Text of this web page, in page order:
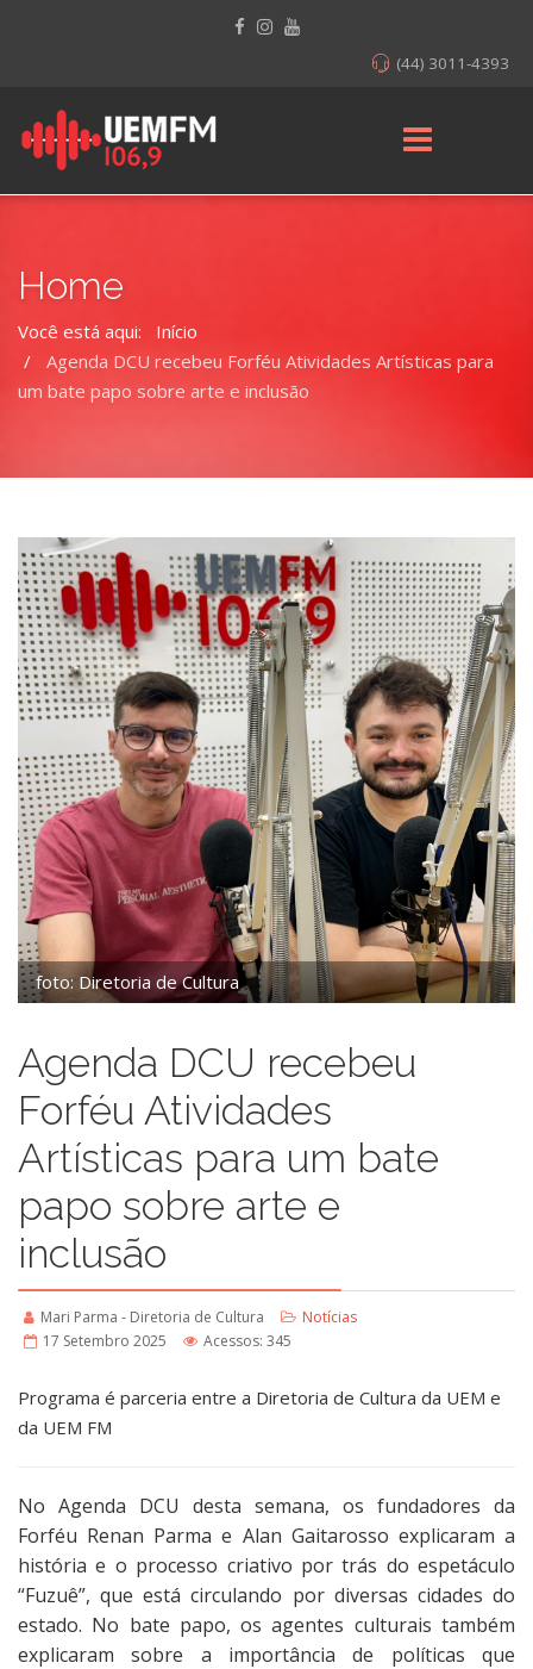
(44) 3011-4393
Home
Você está aqui:
Início
Agenda DCU recebeu Forféu Atividades Artísticas para
um bate papo sobre arte e inclusão
foto: Diretoria de Cultura
Agenda DCU recebeu
Forféu Atividades
Artísticas para um bate
papo sobre arte e
inclusão
Mari Parma - Diretoria de Cultura
Notícias
17 Setembro 2025
Acessos: 345
Programa é parceria entre a Diretoria de Cultura da UEM e
da UEM FM
No Agenda DCU desta semana, os fundadores da
Forféu Renan Parma e Alan Gaitarosso explicaram a
história e o processo criativo por trás do espetáculo
“Fuzuê”, que está circulando por diversas cidades do
estado. No bate papo, os agentes culturais também
explicaram sobre a importância de políticas que